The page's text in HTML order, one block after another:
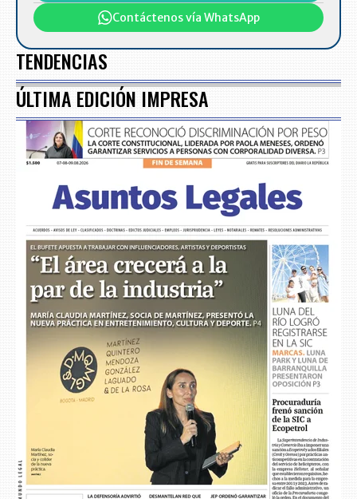
Contáctenos vía WhatsApp
TENDENCIAS
ÚLTIMA EDICIÓN IMPRESA